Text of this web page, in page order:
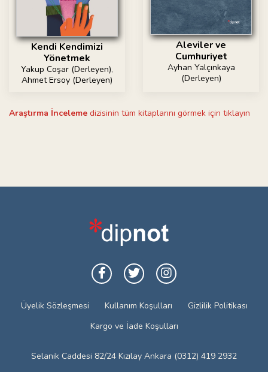
Kendi Kendimizi
Yönetmek
Yakup Coşar (Derleyen),
Ahmet Ersoy (Derleyen)
Aleviler ve
Cumhuriyet
Ayhan Yalçınkaya
(Derleyen)
Araştırma İnceleme dizisinin tüm kitaplarını görmek için tıklayın
Üyelik Sözleşmesi Kullanım Koşulları
Gizlilik Politikası
Kargo ve İade Koşulları
Selanik Caddesi 82/24 Kızılay Ankara (0312) 419 2932